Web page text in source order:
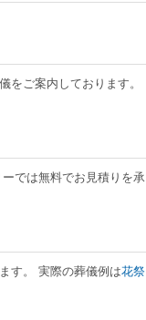
をご案内しております。
では無料でお見積りを承
す。 実際の葬儀例は花祭